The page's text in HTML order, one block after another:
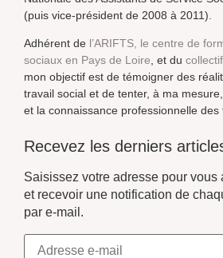
(puis vice-président de 2008 à 2011).
Adhérent de l’ARIFTS, le centre de
sociaux en Pays de Loire , et du
mon objectif est de témoigner des
travail social et de tenter, à ma
et la connaissance professionnelle des
Recevez les derniers
Saisissez votre adresse pour vous
et recevoir une notification de
par e-mail.